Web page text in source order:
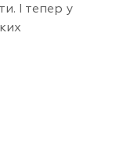
І тепер у